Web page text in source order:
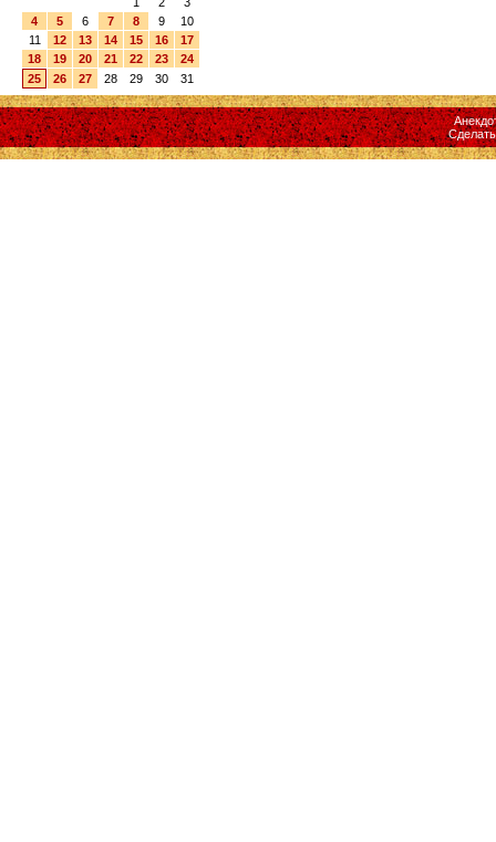
4
5 6 7 8 9
10
11
12 13 14 15 16
17
18
19 20 21 22 23
24
25
26 27 28 29 30 31